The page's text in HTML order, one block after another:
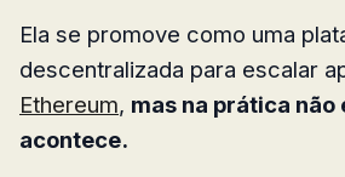
Ela se promove como uma
descentralizada para escalar
Ethereum, mas na prática não
acontece.